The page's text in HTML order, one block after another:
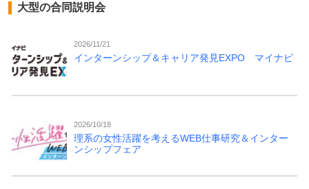
大型の合同説明会
2026/11/21
インターンシップ＆キャリア発見EXPO マイナビ
2026/10/18
理系の女性活躍を考えるWEB仕事研究＆インター
ンシップフェア